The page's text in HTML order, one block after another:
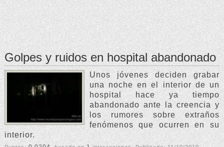
Golpes y ruidos en hospital abandonado
Unos jóvenes deciden grabar
una noche en el interior de un
hospital hace ya tiempo
abandonado ante la creencia y
los rumores sobre extraños
fenómenos que ocurren en su
interior.